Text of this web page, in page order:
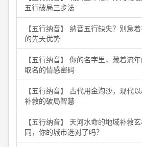
五行破局三步法
【五行纳音】 纳音五行缺失？别急
的先天优势
【五行纳音】 你的名字里，藏着流
取名的情感密码
【五行纳音】 古代用金淘沙，现代
补救的破局智慧
【五行纳音】 天河水命的地域补救
同，你的城市选对了吗？